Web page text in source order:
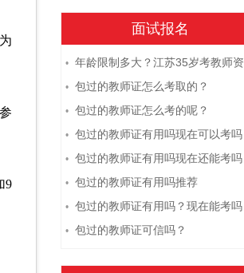
9
面试报名
• 年龄限制多大？江苏35岁考教师资格证晚吗？
• 包过的教师证怎么考取的？
• 包过的教师证怎么考的呢？
• 包过的教师证有用吗现在可以考吗
• 包过的教师证有用吗现在还能考吗
• 包过的教师证有用吗推荐
• 包过的教师证有用吗？现在能考吗
• 包过的教师证可信吗？